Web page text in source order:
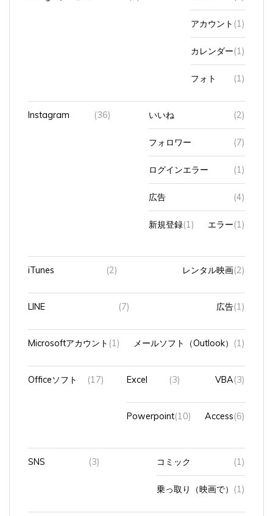
アカウント (1)
カレンダー(1)
フォト (1)
Instagram (36) いいね (2)
フォロワー (7)
ログインエラー (1)
広告 (4)
新規登録(1) エラー(1)
iTunes (2) レンタル映画(2)
LINE (7) 広告(1)
Microsoftアカウント (1) メールソフト（Outlook） (1)
Officeソフト (17) Excel (3) VBA (3)
Powerpoint(10) Access(6)
SNS (3) コミック (1)
乗っ取り（映画で） (1)